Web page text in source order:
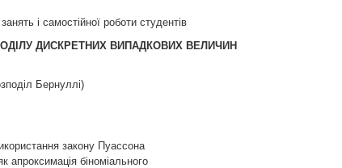
і самостійної роботи студентів
ДИСКРЕТНИХ ВИПАДКОВИХ ВЕЛИЧИН
Бернуллі)
закону Пуассона
апроксимація біноміального